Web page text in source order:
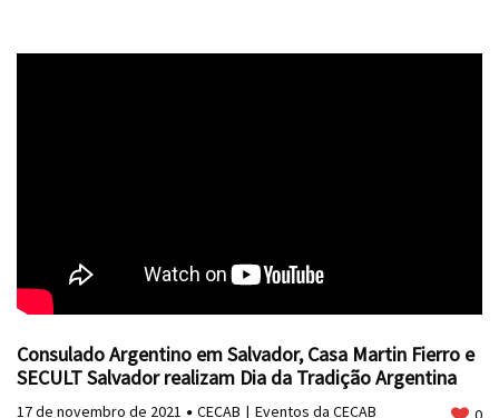
Consulado Argentino em Salvador, Casa Martin Fierro e
SECULT Salvador realizam Dia da Tradição Argentina
17 de novembro de 2021 CECAB Eventos da CECAB